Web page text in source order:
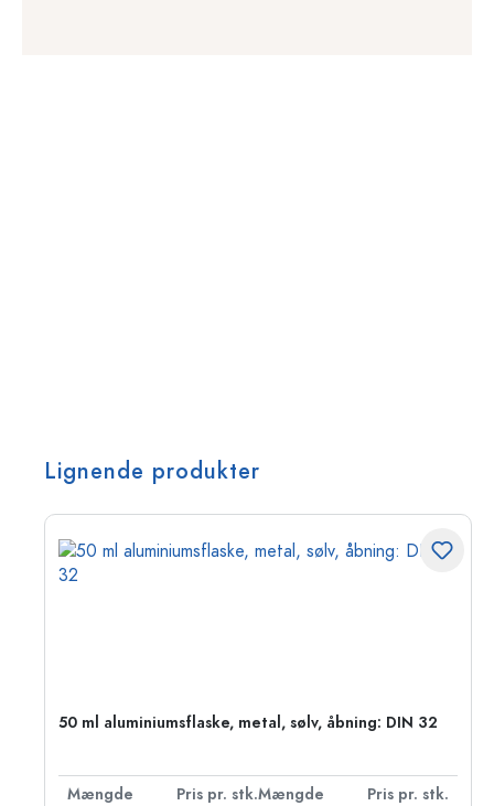
Lignende produkter
50 ml aluminiumsflaske, metal, sølv, åbning: DIN 32
Mængde Pris pr. stk.Mængde
Pris pr. stk.